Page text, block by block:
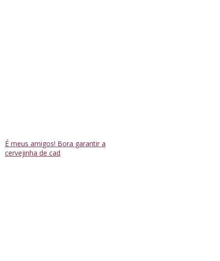
É meus amigos! Bora garantir a
cervejinha de cad